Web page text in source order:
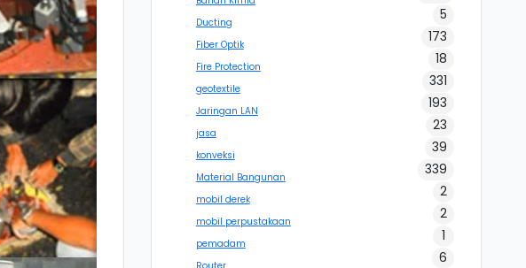
5
Ducting
173
Fiber Optik
18
Fire Protection
331
geotextile
193
Jaringan LAN
23
jasa
39
konveksi
339
Material Bangunan
2
mobil derek
2
mobil perpustakaan
1
pemadam
6